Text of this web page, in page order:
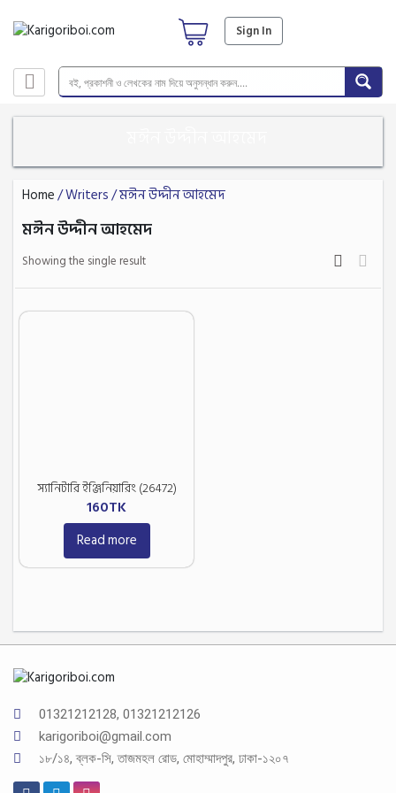
Sign In
Home/ Writers / মঈন উদ্দীন আহমেদ
মঈন উদ্দীন আহমেদ
Showing the single result
স্যানিটারি ইঞ্জিনিয়ারিং (26472)
160TK
Read more
01321212128, 01321212126
karigoriboi@gmail.com
১৮/১৪, ব্লক-সি, তাজমহল রোড, মোহাম্মাদপুর, ঢাকা-১২০৭